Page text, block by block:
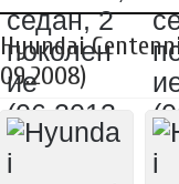
Hyundai
09.2008)